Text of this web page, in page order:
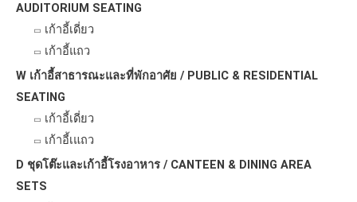
AUDITORIUM SEATING
เก้าอี้เดี่ยว
เก้าอี้แถว
W เก้าอี้สาธารณะและที่พักอาศัย / PUBLIC & RESIDENTIAL
SEATING
เก้าอี้เดี่ยว
เก้าอี้เแถว
D ชุดโต๊ะและเก้าอี้โรงอาหาร / CANTEEN & DINING AREA
SETS